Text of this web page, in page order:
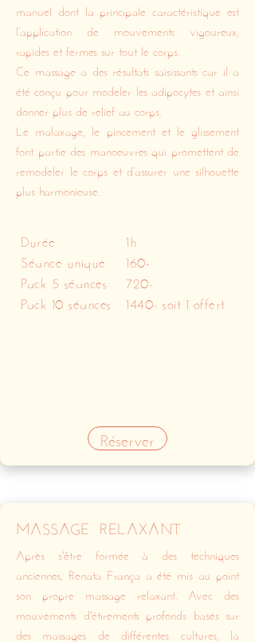
manuel dont la principale caractéristique est
l’application de mouvements vigoureux,
rapides et fermes sur tout le corps.
Ce massage a des résultats saisissants car il a
été conçu pour modeler les adipocytes et ainsi
donner plus de relief au corps.
Le malaxage, le pincement et le glissement
font partie des manoeuvres qui promettent de
remodeler le corps et d’assurer une silhouette
plus harmonieuse.
Durée
Séance unique
Pack 5 séances
Pack 10 séances
1h
160-
720-
1440- soit 1 offert
Réserver
MASSAGE RELAXANT
Après s'être formée à des techniques
anciennes, Renata França a été mis au point
son propre massage relaxant. Avec des
mouvements d'étirements profonds basés sur
des massages de différentes cultures, la